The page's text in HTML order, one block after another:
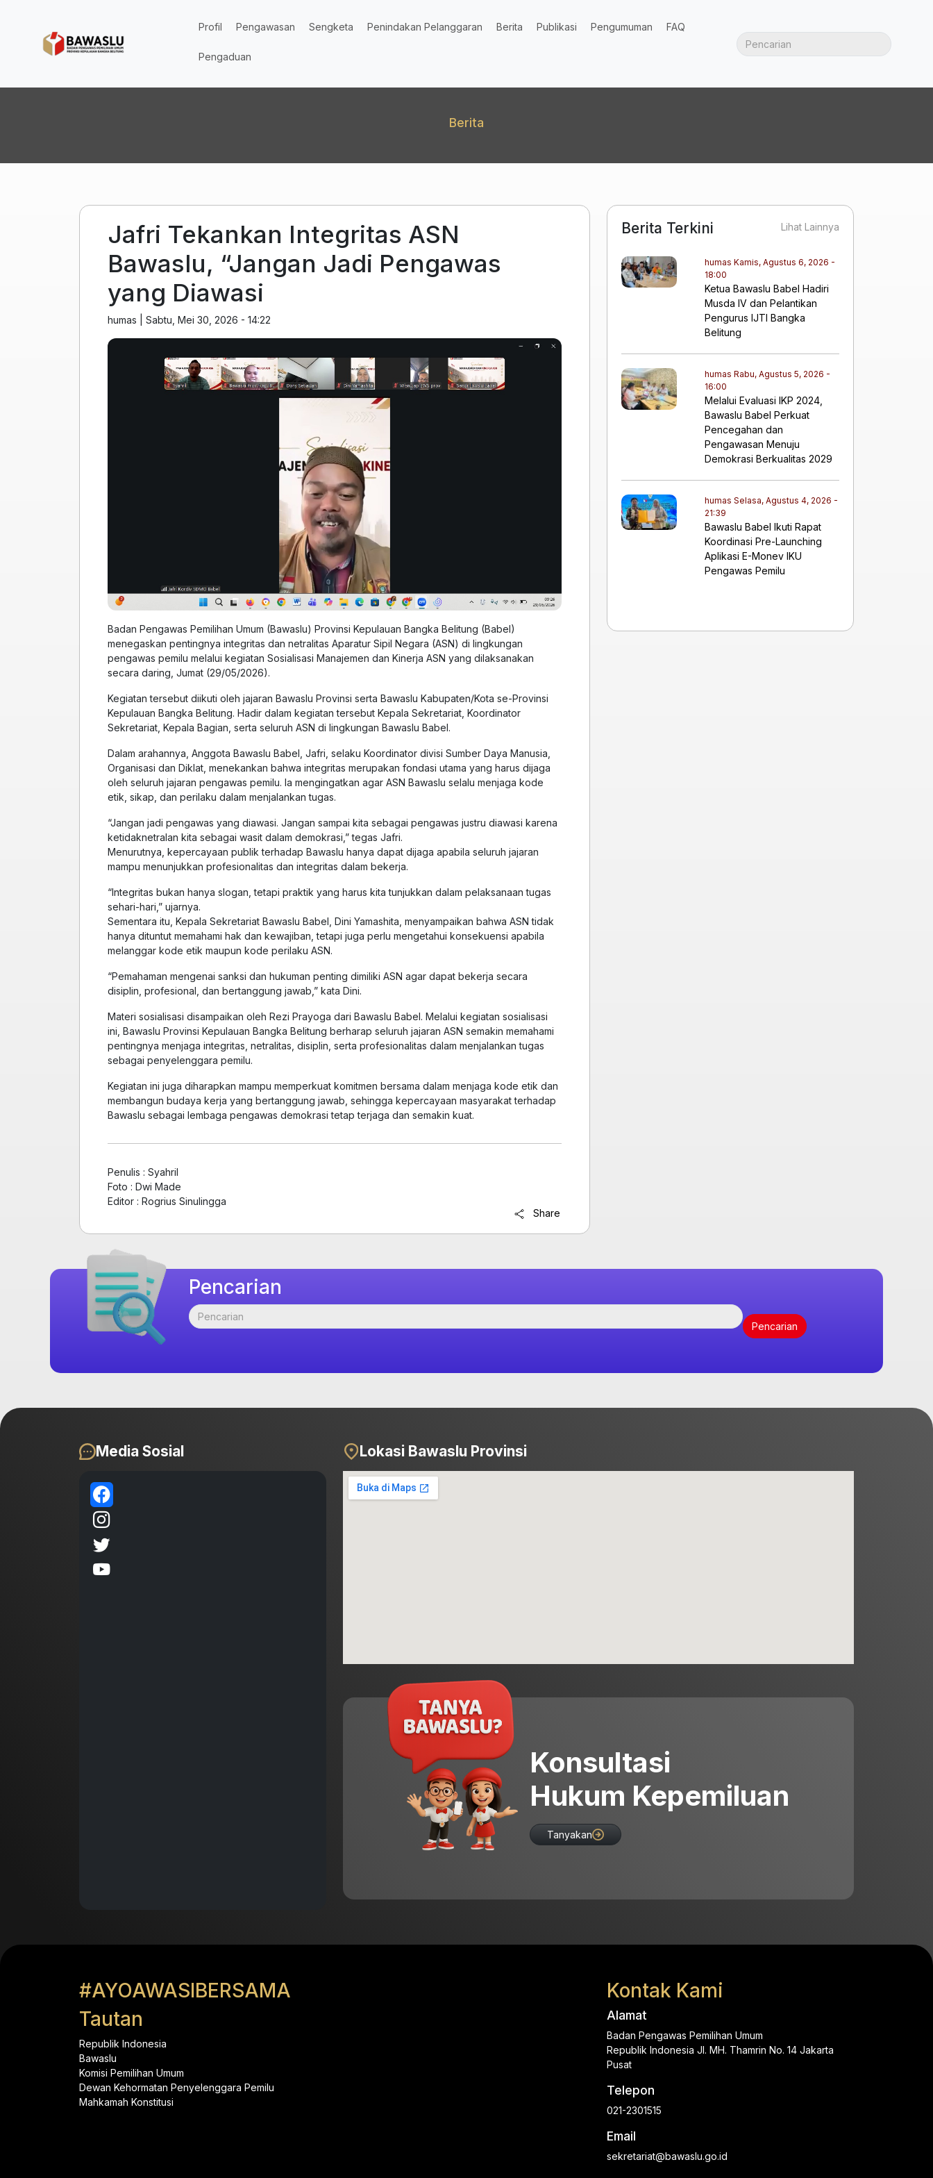
Profil
Pengawasan Sengketa Penindakan Pelanggaran Berita Publikasi Pengumuman FAQ
Pengaduan
Berita
Jafri Tekankan Integritas ASN
Bawaslu, “Jangan Jadi Pengawas
yang Diawasi
humas Sabtu, Mei 30, 2026 - 14:22
Badan Pengawas Pemilihan Umum (Bawaslu) Provinsi Kepulauan Bangka Belitung (Babel)
menegaskan pentingnya integritas dan netralitas Aparatur Sipil Negara (ASN) di lingkungan
pengawas pemilu melalui kegiatan Sosialisasi Manajemen dan Kinerja ASN yang dilaksanakan
secara daring, Jumat (29/05/2026).
Kegiatan tersebut diikuti oleh jajaran Bawaslu Provinsi serta Bawaslu Kabupaten/Kota se-Provinsi
Kepulauan Bangka Belitung. Hadir dalam kegiatan tersebut Kepala Sekretariat, Koordinator
Sekretariat, Kepala Bagian, serta seluruh ASN di lingkungan Bawaslu Babel.
Dalam arahannya, Anggota Bawaslu Babel, Jafri, selaku Koordinator divisi Sumber Daya Manusia,
Organisasi dan Diklat, menekankan bahwa integritas merupakan fondasi utama yang harus dijaga
oleh seluruh jajaran pengawas pemilu. Ia mengingatkan agar ASN Bawaslu selalu menjaga kode
etik, sikap, dan perilaku dalam menjalankan tugas.
“Jangan jadi pengawas yang diawasi. Jangan sampai kita sebagai pengawas justru diawasi karena
ketidaknetralan kita sebagai wasit dalam demokrasi,” tegas Jafri.
Menurutnya, kepercayaan publik terhadap Bawaslu hanya dapat dijaga apabila seluruh jajaran
mampu menunjukkan profesionalitas dan integritas dalam bekerja.
“Integritas bukan hanya slogan, tetapi praktik yang harus kita tunjukkan dalam pelaksanaan tugas
sehari-hari,” ujarnya.
Sementara itu, Kepala Sekretariat Bawaslu Babel, Dini Yamashita, menyampaikan bahwa ASN tidak
hanya dituntut memahami hak dan kewajiban, tetapi juga perlu mengetahui konsekuensi apabila
melanggar kode etik maupun kode perilaku ASN.
“Pemahaman mengenai sanksi dan hukuman penting dimiliki ASN agar dapat bekerja secara
disiplin, profesional, dan bertanggung jawab,” kata Dini.
Materi sosialisasi disampaikan oleh Rezi Prayoga dari Bawaslu Babel. Melalui kegiatan sosialisasi
ini, Bawaslu Provinsi Kepulauan Bangka Belitung berharap seluruh jajaran ASN semakin memahami
pentingnya menjaga integritas, netralitas, disiplin, serta profesionalitas dalam menjalankan tugas
sebagai penyelenggara pemilu.
Kegiatan ini juga diharapkan mampu memperkuat komitmen bersama dalam menjaga kode etik dan
membangun budaya kerja yang bertanggung jawab, sehingga kepercayaan masyarakat terhadap
Bawaslu sebagai lembaga pengawas demokrasi tetap terjaga dan semakin kuat.
Penulis : Syahril
Foto : Dwi Made
Editor : Rogrius Sinulingga
Share
Berita Terkini
humas Kamis, Agustus 6, 2026 -
18:00
Ketua Bawaslu Babel Hadiri
Musda IV dan Pelantikan
Pengurus IJTI Bangka
Belitung
humas Rabu, Agustus 5, 2026 -
16:00
Melalui Evaluasi IKP 2024,
Bawaslu Babel Perkuat
Pencegahan dan
Pengawasan Menuju
Demokrasi Berkualitas 2029
humas Selasa, Agustus 4, 2026 -
21:39
Bawaslu Babel Ikuti Rapat
Koordinasi Pre-Launching
Aplikasi E-Monev IKU
Pengawas Pemilu
Lihat Lainnya
Pencarian
Media Sosial Lokasi Bawaslu Provinsi
Konsultasi
Hukum Kepemiluan
Tanyakan
#AYOAWASIBERSAMA
Tautan
Republik Indonesia
Bawaslu
Komisi Pemilihan Umum
Dewan Kehormatan Penyelenggara Pemilu
Mahkamah Konstitusi
Kontak Kami
Alamat
Badan Pengawas Pemilihan Umum
Republik Indonesia Jl. MH. Thamrin No. 14 Jakarta
Pusat
Telepon
021-2301515
Email
sekretariat@bawaslu.go.id